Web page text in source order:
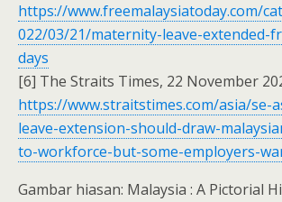
https://www.freemalaysiatoday.com/
022/03/21/maternity-leave-extended-
days
[6] The Straits Times, 22 November
https://www.straitstimes.com/asia/se-
leave-extension-should-draw-
to-workforce-but-some-employers-
Gambar hiasan: Malaysia : A Pictorial